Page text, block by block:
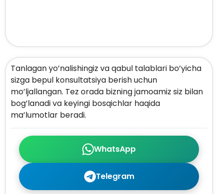
WhatsApp
Telegram
Tanlagan yo’nalishingiz va qabul talablari bo’yicha
sizga bepul konsultatsiya berish uchun
mo’ljallangan. Tez orada bizning jamoamiz siz bilan
bog’lanadi va keyingi bosqichlar haqida
ma’lumotlar beradi.